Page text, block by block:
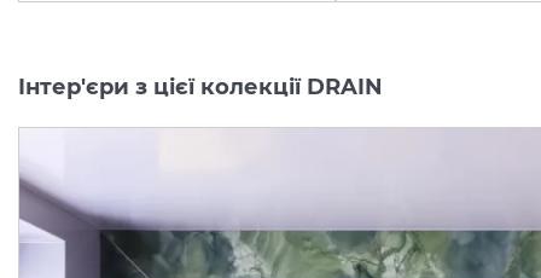
Інтер'єри з цієї колекції DRAIN